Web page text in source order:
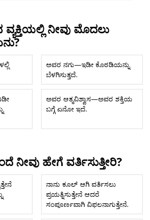
ವ್ಯಕ್ತಿಯಲ್ಲಿ ನೀವು ಮೊದಲು
ಅವರ ನಗು—ಇಡೀ ಕೊಠಡಿಯನ್ನು
ಬೆಳಗಿಸುತ್ತದೆ.
ಅವರ ಆತ್ಮವಿಶ್ವಾಸ—ಅವರ ಶಕ್ತಿಯ
ಬಗ್ಗೆ ಏನೋ ಇದೆ.
ನೀವು ಹೇಗೆ ವರ್ತಿಸುತ್ತೀರಿ?
ನಾನು ಕೂಲ್ ಆಗಿ ವರ್ತಿಸಲು
ಪ್ರಯತ್ನಿಸುತ್ತೇನೆ ಆದರೆ
ಸಂಪೂರ್ಣವಾಗಿ ವಿಫಲನಾಗುತ್ತೇನೆ.